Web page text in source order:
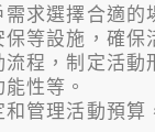
需求選擇合適
等設施，確保
流程，制定活
性等。
和管理活動預